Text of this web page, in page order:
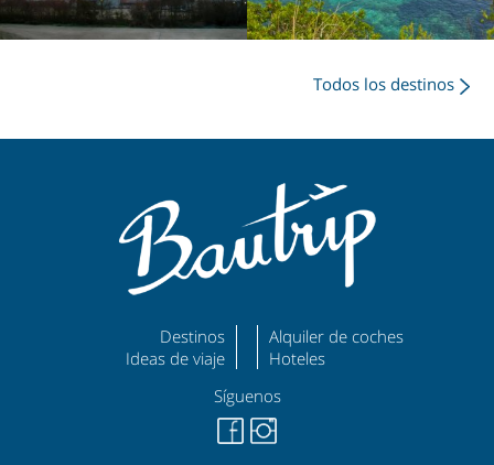
Todos los destinos
Destinos
Ideas de viaje
Alquiler de coches
Hoteles
Síguenos